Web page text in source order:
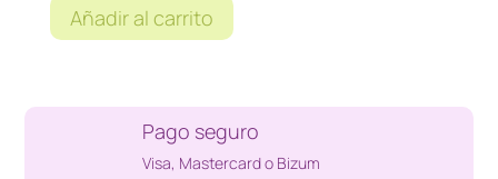
CORONA
4307
Añadir al carrito
Pago seguro
Visa, Mastercard o Bizum